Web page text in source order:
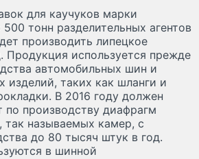
для каучуков марки
тонн разделительных агентов
производить липецкое
Продукция используется прежде
автомобильных шин и
изделий, таких как шланги и
В 2016 году должен
по производству диафрагм
так называемых камер, с
до 80 тысяч штук в год.
в шинной